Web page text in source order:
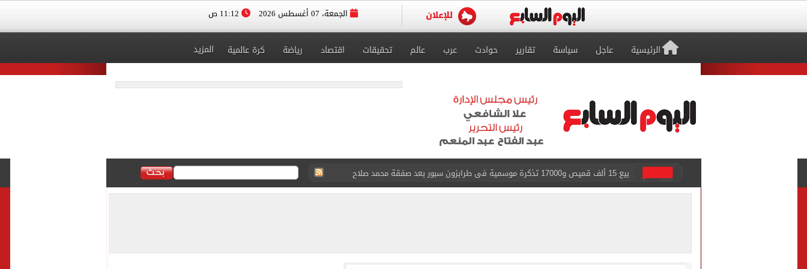
الجمعة، 07 أغسطس 2026
الرئيسية عاجل سياسة تقارير حوادث عرب عالم تحقيقات اقتصاد رياضة كرة عالمية المزيد
المرحلة الأولى.. معامل تنسيق الجامعات تستقبل طلاب الثانوية لتسجيل الرغبات
7 قتلى و15 مصابا بإطلاق نار داخل مدرسة فى تايلاند
محمود حميدة يحتفل بزفاف ابنته ويرقص معها في أجواء مليئة بالفرحة.. فيديو وصور